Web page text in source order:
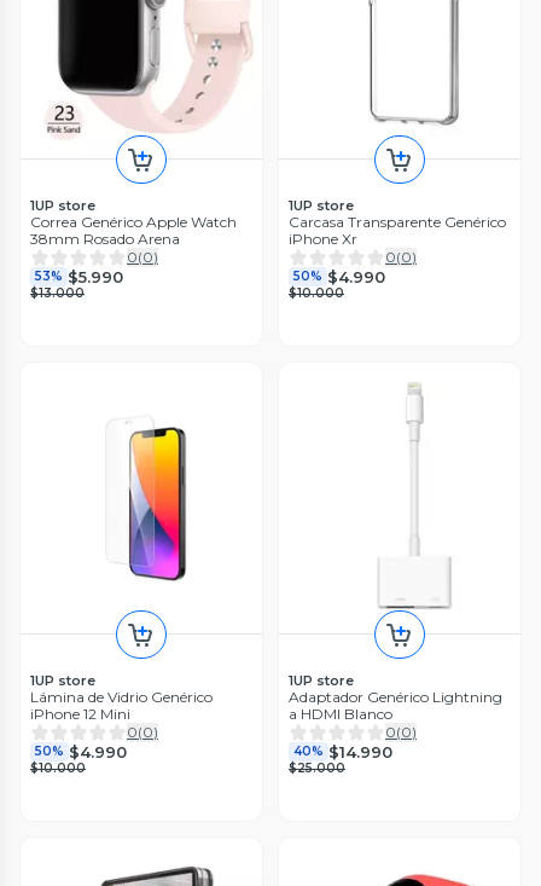
1UP store
Correa Genérico Apple Watch
38mm Rosado Arena
0(0)
53% $5.990
$13.000
1UP store
Carcasa Transparente Genérico
iPhone Xr
0(0)
50% $4.990
$10.000
1UP store
Lámina de Vidrio Genérico
iPhone 12 Mini
0(0)
50% $4.990
$10.000
1UP store
Adaptador Genérico Lightning
a HDMI Blanco
0(0)
40% $14.990
$25.000